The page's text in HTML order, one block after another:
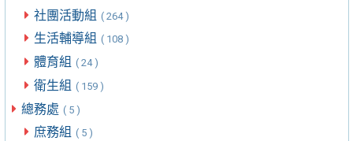
社團活動組 ( 264 )
生活輔導組 ( 108 )
體育組 ( 24 )
衛生組 ( 159 )
總務處 ( 5 )
庶務組 ( 5 )